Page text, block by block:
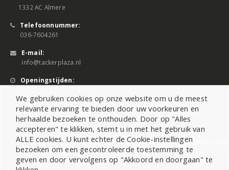
1332 AC Almere
Telefoonnummer:
036-7604261
E-mail:
info@tackerplaza.nl
Openingstijden:
©2026 All Rights Reserved |Sitemap|Cookiebeleid|Privacy Statement
We gebruiken cookies op onze website om u de meest
relevante ervaring te bieden door uw voorkeuren en
herhaalde bezoeken te onthouden. Door op "Alles
accepteren" te klikken, stemt u in met het gebruik van
ALLE cookies. U kunt echter de Cookie-instellingen
bezoeken om een gecontroleerde toestemming te
geven en door vervolgens op "Akkoord en doorgaan" te